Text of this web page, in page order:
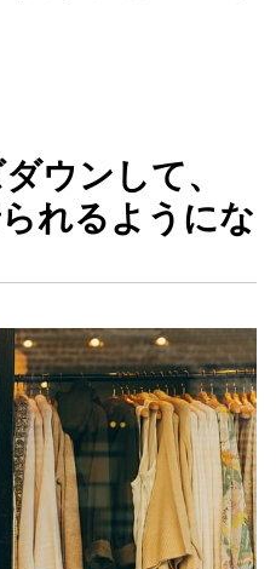
ウンして、
れるようにな